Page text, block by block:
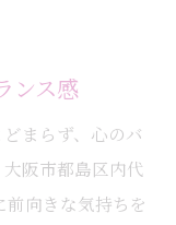
ンス感
まらず、心のバ
阪市都島区内代
向きな気持ちを